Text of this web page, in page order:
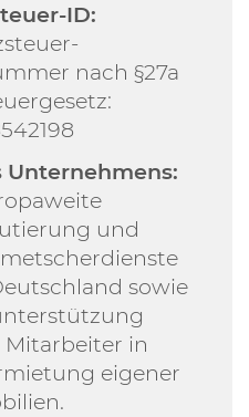
ID:
nach §27a
Unternehmens:
und
sowie
Mitarbeiter in
eigener